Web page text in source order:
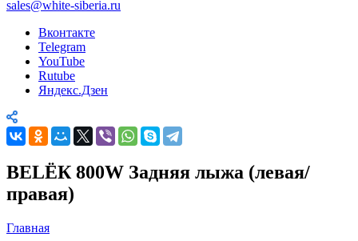
sales@white-siberia.ru
Вконтакте
Telegram
YouTube
Rutube
Яндекс.Дзен
BELЁК 800W Задняя лыжа (левая/
правая)
Главная